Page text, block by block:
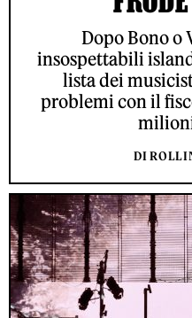
Dopo Bono o
insospettabili
lista dei
problemi con il
DI